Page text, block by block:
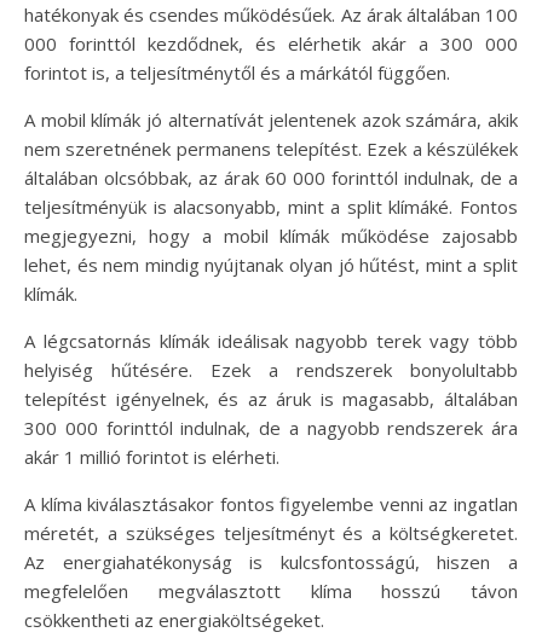
hatékonyak és csendes működésűek. Az árak általában 100
000 forinttól kezdődnek, és elérhetik akár a 300 000
forintot is, a teljesítménytől és a márkától függően.
A mobil klímák jó alternatívát jelentenek azok számára, akik
nem szeretnének permanens telepítést. Ezek a készülékek
általában olcsóbbak, az árak 60 000 forinttól indulnak, de a
teljesítményük is alacsonyabb, mint a split klímáké. Fontos
megjegyezni, hogy a mobil klímák működése zajosabb
lehet, és nem mindig nyújtanak olyan jó hűtést, mint a split
klímák.
A légcsatornás klímák ideálisak nagyobb terek vagy több
helyiség hűtésére. Ezek a rendszerek bonyolultabb
telepítést igényelnek, és az áruk is magasabb, általában
300 000 forinttól indulnak, de a nagyobb rendszerek ára
akár 1 millió forintot is elérheti.
A klíma kiválasztásakor fontos figyelembe venni az ingatlan
méretét, a szükséges teljesítményt és a költségkeretet.
Az energiahatékonyság is kulcsfontosságú, hiszen a
megfelelően megválasztott klíma hosszú távon
csökkentheti az energiaköltségeket.